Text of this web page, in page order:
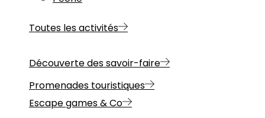
Toutes les activités
Découverte des savoir-faire
Promenades touristiques
Escape games & Co